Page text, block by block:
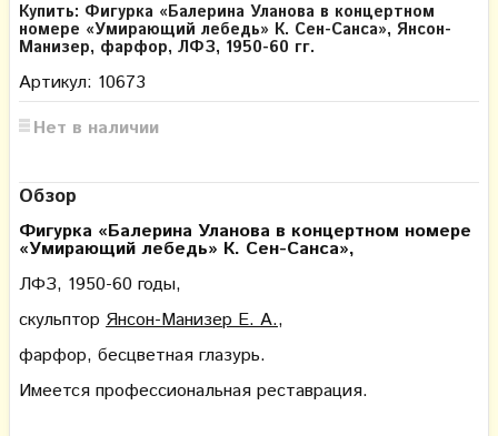
Купить: Фигурка «Балерина Уланова в концертном
номере «Умирающий лебедь» К. Сен-Санса», Янсон-
Манизер, фарфор, ЛФЗ, 1950-60 гг.
Артикул: 10673
Нет в наличии
Обзор
Фигурка «Балерина Уланова в концертном номере
«Умирающий лебедь» К. Сен-Санса»,
ЛФЗ, 1950-60 годы,
скульптор Янсон-Манизер Е. А.,
фарфор, бесцветная глазурь.
Имеется профессиональная реставрация.